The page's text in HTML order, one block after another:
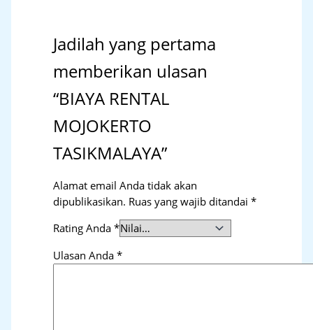
Jadilah yang pertama
memberikan ulasan
“BIAYA RENTAL
MOJOKERTO
TASIKMALAYA”
Alamat email Anda tidak akan
dipublikasikan. Ruas yang wajib ditandai*
Rating Anda*
Ulasan Anda*